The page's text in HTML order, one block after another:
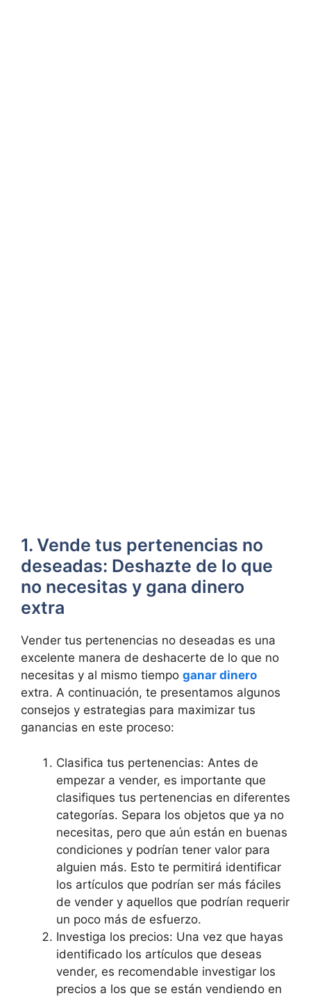
1. Vende tus pertenencias no
deseadas: Deshazte de lo que
no necesitas y gana dinero
extra
Vender tus pertenencias no deseadas es una
excelente manera de deshacerte de lo que no
necesitas y al mismo tiempo ganar dinero
extra. A continuación, te presentamos algunos
consejos y estrategias para maximizar tus
ganancias en este proceso:
Clasifica tus pertenencias: Antes de
empezar a vender, es importante que
clasifiques tus pertenencias en diferentes
categorías. Separa los objetos que ya no
necesitas, pero que aún están en buenas
condiciones y podrían tener valor para
alguien más. Esto te permitirá identificar
los artículos que podrían ser más fáciles
de vender y aquellos que podrían requerir
un poco más de esfuerzo.
Investiga los precios: Una vez que hayas
identificado los artículos que deseas
vender, es recomendable investigar los
precios a los que se están vendiendo en